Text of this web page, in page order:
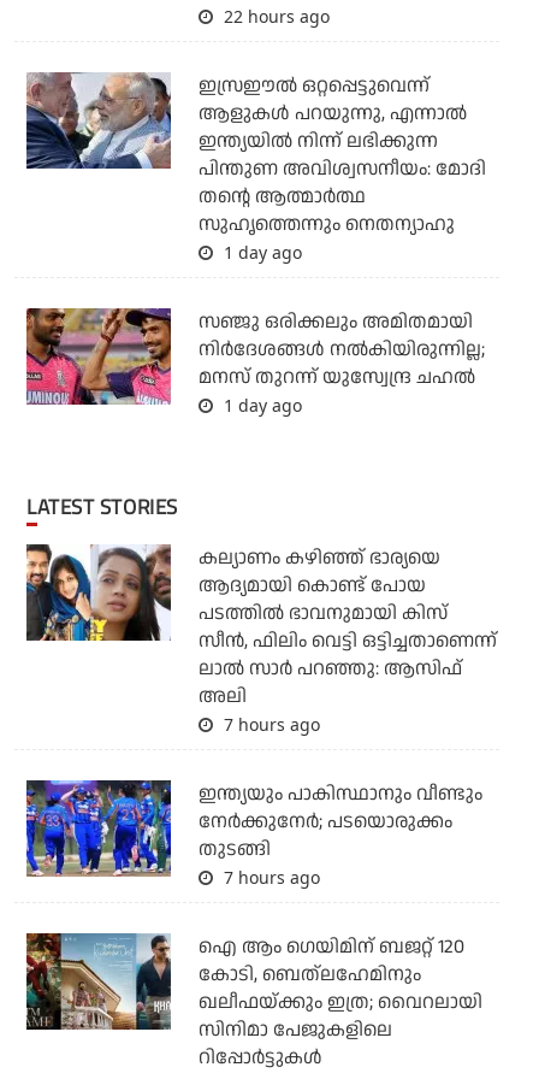
22 hours ago
ഇസ്രഈല്‍ ഒറ്റപ്പെട്ടുവെന്ന്
ആളുകള്‍ പറയുന്നു, എന്നാല്‍
ഇന്ത്യയില്‍ നിന്ന് ലഭിക്കുന്ന
പിന്തുണ അവിശ്വസനീയം: മോദി
തന്റെ ആത്മാര്‍ത്ഥ
സുഹൃത്തെന്നും നെതന്യാഹു
1 day ago
സഞ്ജു ഒരിക്കലും അമിതമായി
നിര്‍ദേശങ്ങള്‍ നല്‍കിയിരുന്നില്ല;
മനസ് തുറന്ന് യുസ്വേന്ദ്ര ചഹല്‍
1 day ago
LATEST STORIES
കല്യാണം കഴിഞ്ഞ് ഭാര്യയെ
ആദ്യമായി കൊണ്ട് പോയ
പടത്തില്‍ ഭാവനുമായി കിസ്
സീന്‍, ഫിലിം വെട്ടി ഒട്ടിച്ചതാണെന്ന്
ലാല്‍ സാര്‍ പറഞ്ഞു: ആസിഫ്
അലി
7 hours ago
ഇന്ത്യയും പാകിസ്ഥാനും വീണ്ടും
നേര്‍ക്കുനേര്‍; പടയൊരുക്കം
തുടങ്ങി
7 hours ago
ഐ ആം ഗെയിമിന് ബജറ്റ് 120
കോടി, ബെത്‌ലഹേമിനും
ഖലീഫയ്ക്കും ഇത്ര; വൈറലായി
സിനിമാ പേജുകളിലെ
റിപ്പോര്‍ട്ടുകള്‍